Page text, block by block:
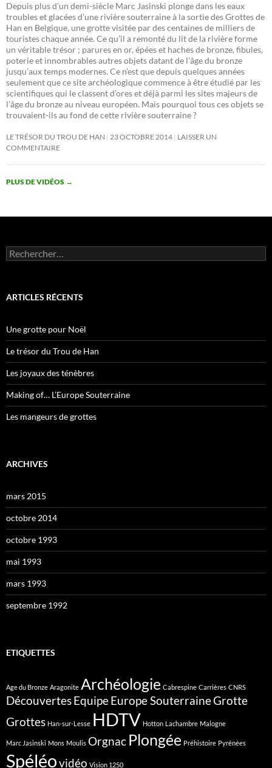
Depuis plus d’un demi-siècle Marc Jasinski plonge dans les eaux
troubles et glacées d’une rivière souterraine à la sortie des Grottes de
Han en Belgique, une grotte visitée par des centaines de milliers de
touristes chaque année. Ce qu’il a remonté du lit de la rivière forme
un véritable trésor ; parures en or, épées et haches de bronze, fibules,
poterie et innombrables autres objets datant de l’âge du bronze
jusqu’aux temps modernes. Ce n’est que depuis quelques années
seulement que ce site archéologique commence à être étudié par les
scientifiques qui le classent d’ores et déjà parmi les sites majeurs de
l’âge du bronze au niveau européen. Mais pourquoi tous ces objets se
trouvaient-ils au fond de cette rivière souterraine ?
LE TRÉSOR DU TROU DE HAN 23 OCTOBRE 2014 LAISSER UN
COMMENTAIRE
PLUS DE VIDÉOS →
Rechercher :
ARTICLES RÉCENTS
Une grotte pour Noël
Le trésor du Trou de Han
Les joyaux des ténèbres
Making of… L’Europe Souterraine
Les mangeurs de grottes
ARCHIVES
mars 2015
octobre 2014
octobre 1993
mai 1993
mars 1993
septembre 1992
ETIQUETTES
Age du Bronze Aragonite Archéologie Cabrespine Carrières CNRS
DécouvertesEquipeEurope SouterraineGrotte
Grottes Han-sur-Lesse HDTV Hotton Lachambre Malogne
Marc Jasinski Mons Moulis Orgnac Plongée Préhistoire Pyrénées
Spéléovidéo Vision 1250